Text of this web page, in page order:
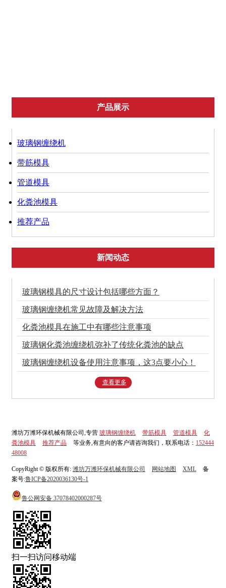
产品展示
玻璃钢缠绕机
带筋模具
管道模具
化粪池模具
推荐产品
新闻动态
玻璃钢模具的尺寸设计包括哪些方面？
玻璃钢缠绕机常见故障及解决方法
化粪池模具在施工中有哪些注意事项
玻璃钢化粪池缠绕机弥补了传统化粪池的缺点
玻璃钢缠绕机设备使用注意事项，这3点要小心！
查看更多
潍坊万潍环保机械有限公司,专营 玻璃钢缠绕机 带筋模具 管道模具
化
粪池模具
推荐产品 等业务,有意向的客户请咨询我们，联系电话： 152444
48008
CopyRight © 版权所有: 潍坊万潍环保机械有限公司 网站地图 XML
备
案号:鲁ICP备2020036130号-1
鲁公网安备 37078402000287号
扫一扫访问移动端